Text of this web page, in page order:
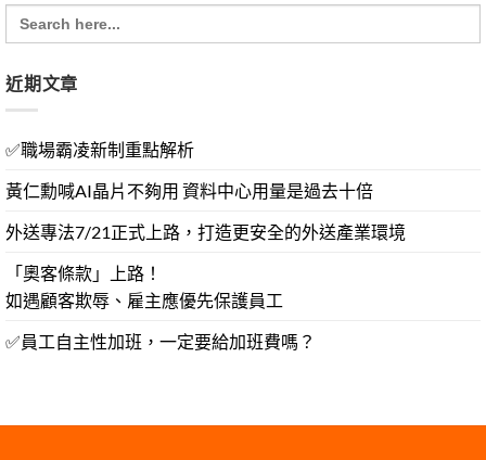
Search
for:
近期文章
✅職場霸凌新制重點解析
黃仁勳喊AI晶片不夠用 資料中心用量是過去十倍
外送專法7/21正式上路，打造更安全的外送產業環境
「奧客條款」上路！
如遇顧客欺辱、雇主應優先保護員工
✅員工自主性加班，一定要給加班費嗎？